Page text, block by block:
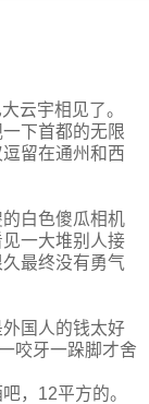
云宇相见了。
下首都的无限
留在通州和西
白色傻瓜相机
一大堆别人接
最终没有勇气
国人的钱太好
咬牙一跺脚才舍
，12平方的。